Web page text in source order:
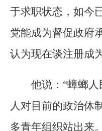
于求职状态，如今
党能成为督促政府
认为现在谈注册成
他说：“蟑螂
人对目前的政治体
多青年组织站出来